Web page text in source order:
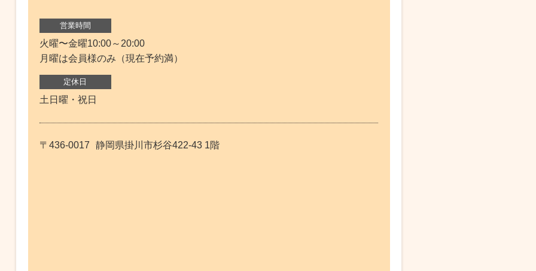
営業時間
火曜〜金曜10:00～20:00
月曜は会員様のみ（現在予約満）
定休日
土日曜・祝日
〒436-0017 静岡県掛川市杉谷422-43 1階